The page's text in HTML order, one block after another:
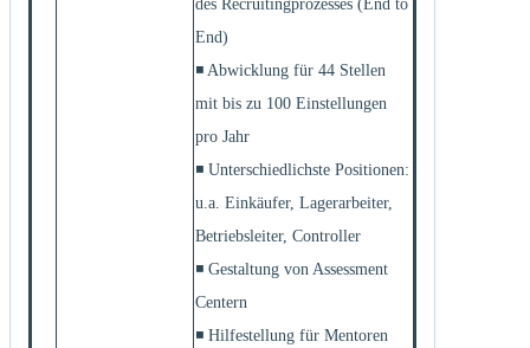
des Recruitingprozesses (End to
End)
◾ Abwicklung für 44 Stellen
mit bis zu 100 Einstellungen
pro Jahr
◾ Unterschiedlichste Positionen:
u.a. Einkäufer, Lagerarbeiter,
Betriebsleiter, Controller
◾ Gestaltung von Assessment
Centern
◾ Hilfestellung für Mentoren